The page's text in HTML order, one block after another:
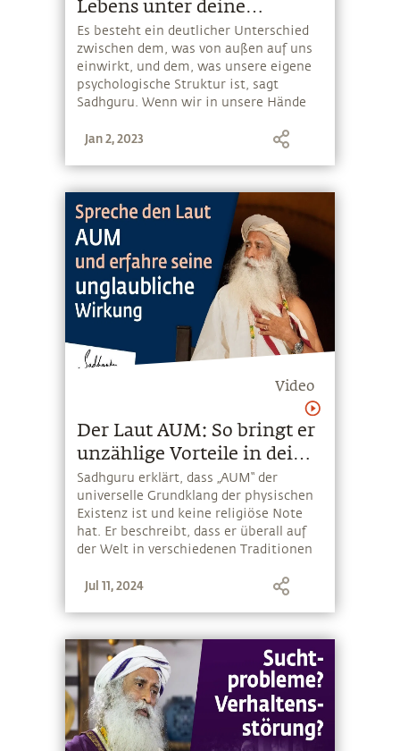
Lebens unter deine
Kontrolle
Es besteht ein deutlicher Unterschied
zwischen dem, was von außen auf uns
einwirkt, und dem, was unsere eigene
psychologische Struktur ist, sagt
Sadhguru. Wenn wir in unsere Hände
entspringt, werden 98% unseres Lebens
Jan 2, 2023
Video
Der Laut AUM: So bringt er
unzählige Vorteile in dein
Leben
Sadhguru erklärt, dass „AUM“ der
universelle Grundklang der physischen
Existenz ist und keine religiöse Note
hat. Er beschreibt, dass er überall auf
der Welt in verschiedenen Traditionen
Islam
Jul 11, 2024